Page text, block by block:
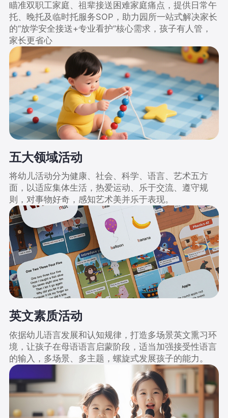
瞄准双职工家庭、祖辈接送困难家庭痛点，提供日常午
托、晚托及临时托服务SOP，助力园所一站式解决家长
的“放学安全接送+专业看护”核心需求，孩子有人管，
家长更省心
五大领域活动
将幼儿活动分为健康、社会、科学、语言、艺术五方
面，以适应集体生活，热爱运动、乐于交流、遵守规
则，对事物好奇，感知艺术美并乐于表现。
英文素质活动
依据幼儿语言发展和认知规律，打造多场景英文熏习环
境，让孩子在母语语言启蒙阶段，适当加强接受性语言
的输入，多场景、多主题，螺旋式发展孩子的能力。